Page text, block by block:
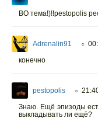
ВО тема!)!!pestopolis
Adrenalin91 ○
конечно
pestopolis ○
Знаю. Ещё эпизоды
выкладывать ли ещё?